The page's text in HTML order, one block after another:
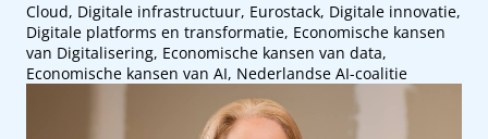
Cloud, Digitale infrastructuur, Eurostack, Digitale innovatie,
Digitale platforms en transformatie, Economische kansen
van Digitalisering, Economische kansen van data,
Economische kansen van AI, Nederlandse AI-coalitie